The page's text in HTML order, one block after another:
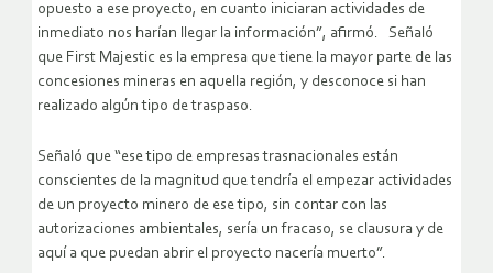
opuesto a ese proyecto, en cuanto iniciaran actividades de
inmediato nos harían llegar la información”, afirmó. Señaló
que First Majestic es la empresa que tiene la mayor parte de las
concesiones mineras en aquella región, y desconoce si han
realizado algún tipo de traspaso.
Señaló que “ese tipo de empresas trasnacionales están
conscientes de la magnitud que tendría el empezar actividades
de un proyecto minero de ese tipo, sin contar con las
autorizaciones ambientales, sería un fracaso, se clausura y de
aquí a que puedan abrir el proyecto nacería muerto”.